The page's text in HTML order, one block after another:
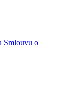
Smlouvu o